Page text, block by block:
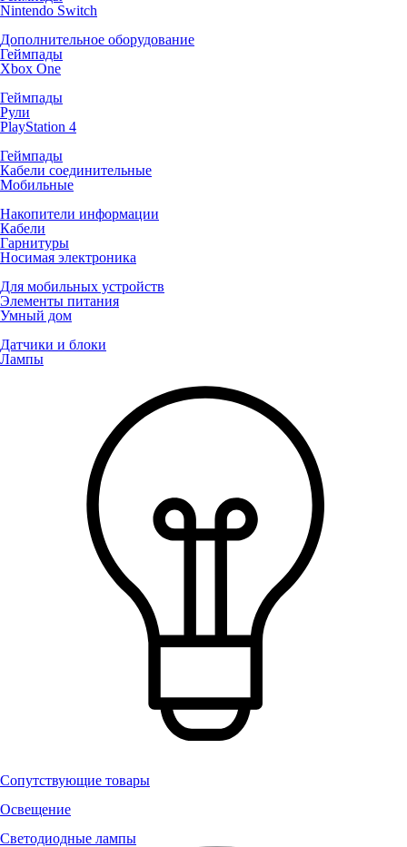
Nintendo Switch
Дополнительное оборудование
Геймпады
Xbox One
Геймпады
Рули
PlayStation 4
Геймпады
Кабели соединительные
Мобильные
Накопители информации
Кабели
Гарнитуры
Носимая электроника
Для мобильных устройств
Элементы питания
Умный дом
Датчики и блоки
Лампы
Сопутствующие товары
Освещение
Светодиодные лампы